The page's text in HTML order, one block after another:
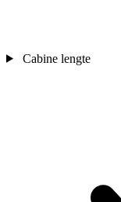
Cabine lengte